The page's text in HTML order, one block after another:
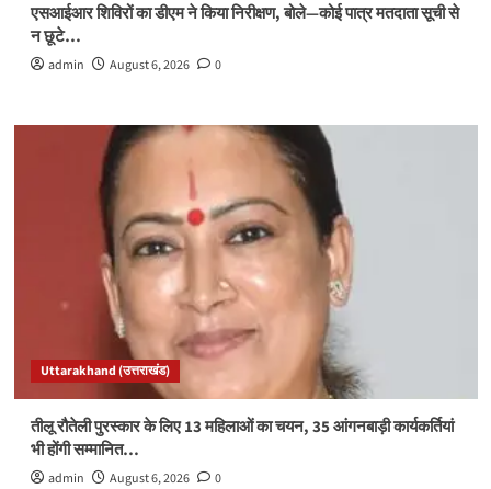
एसआईआर शिविरों का डीएम ने किया निरीक्षण, बोले—कोई पात्र मतदाता सूची से
न छूटे…
admin August 6, 2026 0
Uttarakhand (उत्तराखंड)
तीलू रौतेली पुरस्कार के लिए 13 महिलाओं का चयन, 35 आंगनबाड़ी कार्यकर्तियां
भी होंगी सम्मानित…
admin August 6, 2026 0